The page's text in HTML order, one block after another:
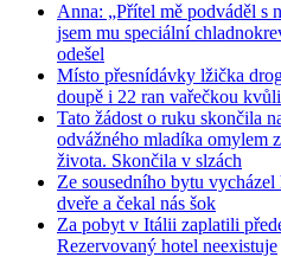
Anna: „Přítel mě podváděl s
jsem mu speciální
odešel
Místo přesnídávky lžička
doupě i 22 ran vařečkou
Tato žádost o ruku skončila
odvážného mladíka omylem
života. Skončila v slzách
Ze sousedního bytu
dveře a čekal nás šok
Za pobyt v Itálii zaplatili
Rezervovaný hotel neexistuje